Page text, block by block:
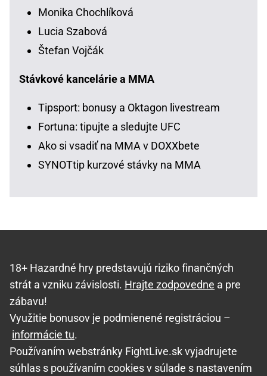
Monika Chochlíková
Lucia Szabová
Štefan Vojčák
Stávkové kancelárie a MMA
Tipsport: bonusy a Oktagon livestream
Fortuna: tipujte a sledujte UFC
Ako si vsadiť na MMA v DOXXbete
SYNOTtip kurzové stávky na MMA
18+ Hazardné hry predstavujú riziko finančných
strát a vzniku závislosti. Hrajte zodpovedne a pre
zábavu!
Využitie bonusov je podmienené registráciou –
informácie tu.
Používaním webstránky FightLive.sk vyjadrujete
súhlas s používaním cookies v súlade s nastavením